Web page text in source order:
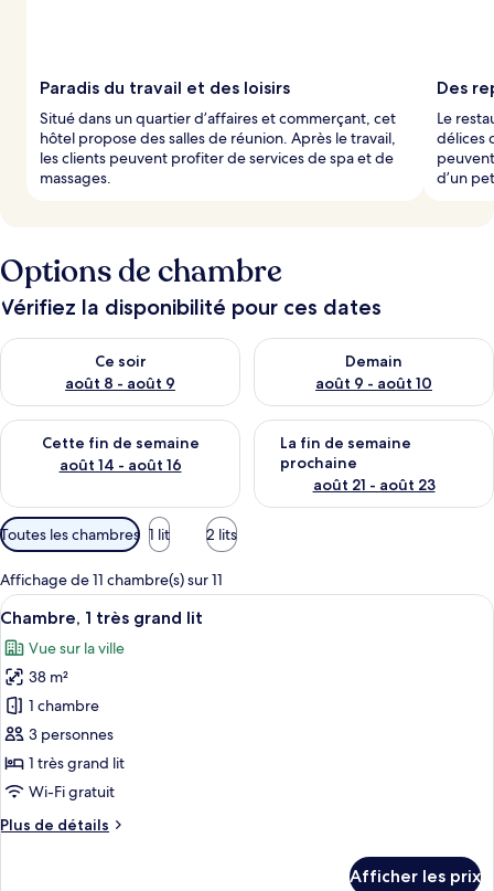
Paradis du travail et des loisirs
Situé dans un quartier d’affaires et commerçant, cet
hôtel propose des salles de réunion. Après le travail,
les clients peuvent profiter de services de spa et de
massages.
Des
Le
délices
d’un
Options de chambre
Vérifiez la disponibilité pour ces dates
Ce soir
août 8 - août 9
Vérifier la disponibilité pour ce soir août 8 - août 9
Demain
août 9 - août 10
Vérifier la disponibilité pour
Cette fin de semaine
août 14 - août 16
Vérifier la disponibilité pour cette fin de semaine août 14 -
La fin de semaine
prochaine
août 21 - août 23
Vérifier la disponibilité pour
Filtres
disponibles
pour
les
chambres
Toutes les chambres 1 lit 2 lits
Affichage de 11 chambre(s) sur 11
Afficher
toutes
les
photos
pour
ce
type
de
chambre :
Chambre,
Une chambre d’hôtel équipée d’un
5
Chambre, 1 très grand lit
Vue sur la ville
38 m²
1 chambre
3 personnes
1 très grand lit
Wi-Fi gratuit
Plus de détails
Plus
Afficher les prix